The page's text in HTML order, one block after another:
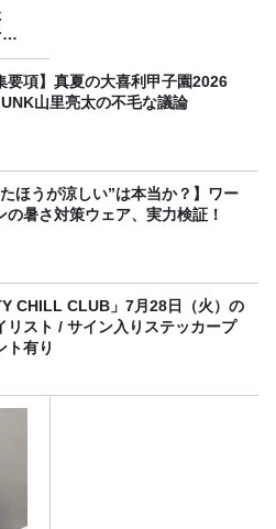
種
要項】真夏の大喜利甲子園2026
山里亮太の不毛な議論
たほうが涼しい”は本当か？】ワー
の暑さ対策ウェア、実力検証！
CHILL CLUB」7月28日（火）の
リスト / サイン入りステッカープ
ト有り